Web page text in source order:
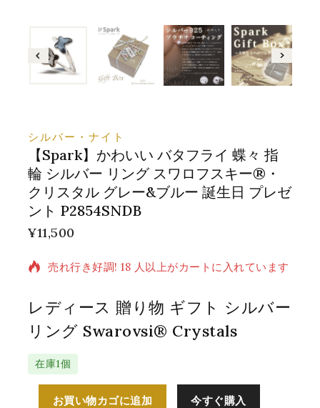
シルバー・ナイト
【Spark】かわいい バタフライ 蝶々 指
輪 シルバー リング スワロフスキー®・
クリスタル グレー&ブルー 誕生日 プレゼ
ント P2854SNDB
¥11,500
過去 2 時間に販売された 5 製品
売れ行き好調! 18 人以上がカートに入れています
レディース 贈り物 ギフト シルバー
リング Swarovsi® Crystals
在庫1個
お買い物カゴに追加 今すぐ購入